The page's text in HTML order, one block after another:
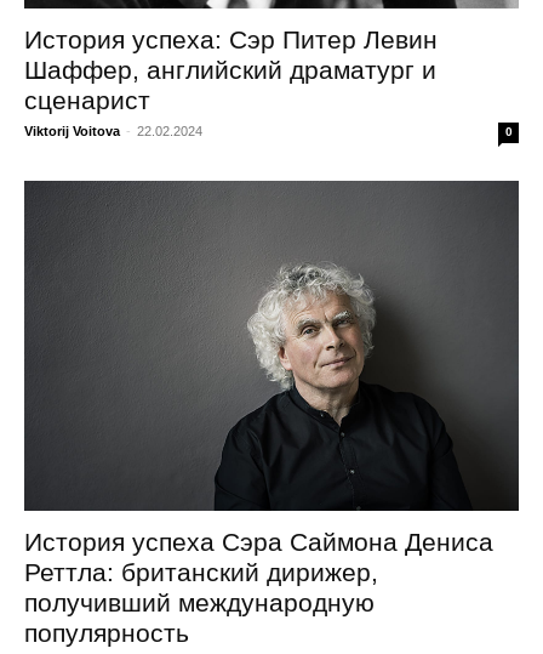
История успеха: Сэр Питер Левин
Шаффер, английский драматург и
сценарист
Viktorij Voitova - 22.02.2024 0
История успеха Сэра Саймона Дениса
Реттла: британский дирижер,
получивший международную
популярность